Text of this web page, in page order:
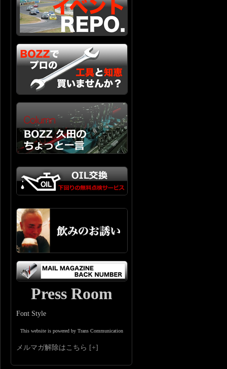
Press Room
Font Style
This website is powered by Trans Communication
メルマガ解除はこちら